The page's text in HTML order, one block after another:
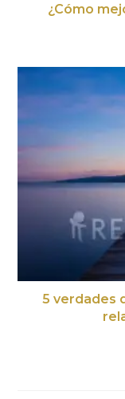
¿Cómo
5 verdades